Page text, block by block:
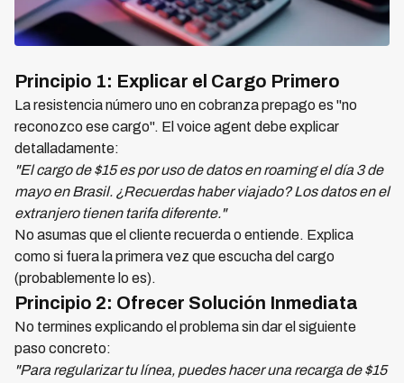
Principio 1: Explicar el Cargo Primero
La resistencia número uno en cobranza prepago es "no
reconozco ese cargo". El voice agent debe explicar
detalladamente:
"El cargo de $15 es por uso de datos en roaming el día 3 de
mayo en Brasil. ¿Recuerdas haber viajado? Los datos en el
extranjero tienen tarifa diferente."
No asumas que el cliente recuerda o entiende. Explica
como si fuera la primera vez que escucha del cargo
(probablemente lo es).
Principio 2: Ofrecer Solución Inmediata
No termines explicando el problema sin dar el siguiente
paso concreto:
"Para regularizar tu línea, puedes hacer una recarga de $15